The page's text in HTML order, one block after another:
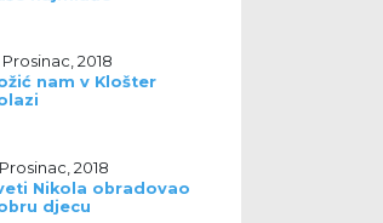
Prosinac, 2018
nam v Klošter
2018
Nikola obradovao
djecu